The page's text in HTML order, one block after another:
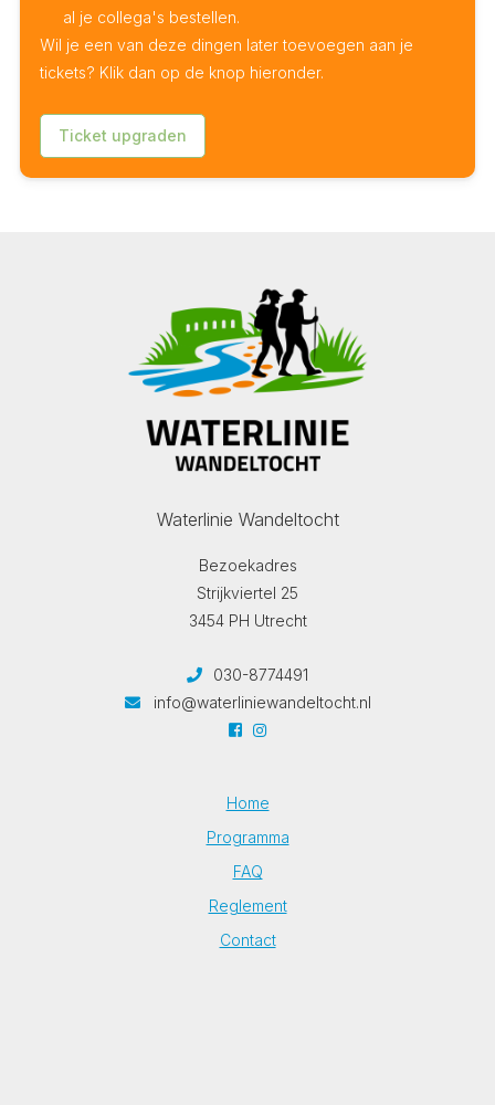
al je collega's bestellen.
Wil je een van deze dingen later toevoegen aan je
tickets? Klik dan op de knop hieronder.
Ticket upgraden
Waterlinie Wandeltocht
Bezoekadres
Strijkviertel 25
3454 PH Utrecht
030-8774491
info@waterliniewandeltocht.nl
Home
Programma
FAQ
Reglement
Contact